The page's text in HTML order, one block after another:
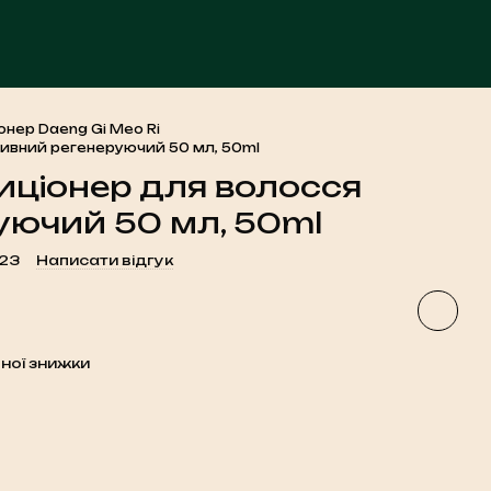
Daeng Gi Meo Ri
регенеруючий 50 мл, 50ml
для волосся
50 мл, 50ml
Написати відгук
знижки